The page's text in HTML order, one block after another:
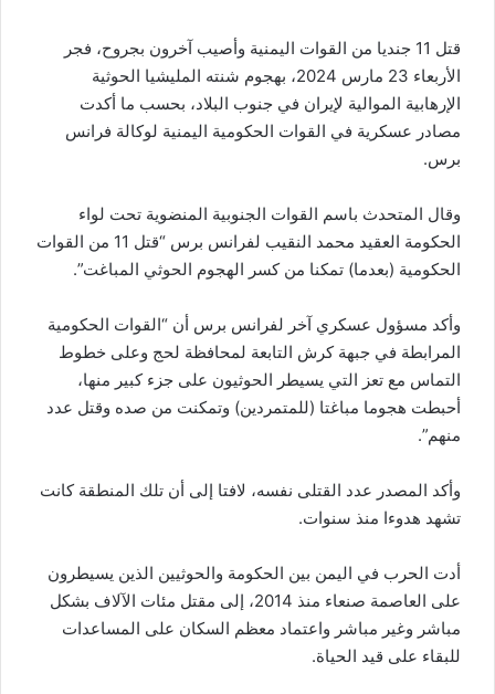
قتل 11 جنديا من القوات اليمنية وأصيب آخرون بجروح، فجر
الأربعاء 23 مارس 2024، بهجوم شنته المليشيا الحوثية
الإرهابية الموالية لإيران في جنوب البلاد، بحسب ما أكدت
مصادر عسكرية في القوات الحكومية اليمنية لوكالة فرانس
برس.
وقال المتحدث باسم القوات الجنوبية المنضوية تحت لواء
الحكومة العقيد محمد النقيب لفرانس برس “قتل 11 من القوات
الحكومية (بعدما) تمكنا من كسر الهجوم الحوثي المباغت”.
وأكد مسؤول عسكري آخر لفرانس برس أن “القوات الحكومية
المرابطة في جبهة كرش التابعة لمحافظة لحج وعلى خطوط
التماس مع تعز التي يسيطر الحوثيون على جزء كبير منها،
أحبطت هجوما مباغتا (للمتمردين) وتمكنت من صده وقتل عدد
منهم”.
وأكد المصدر عدد القتلى نفسه، لافتا إلى أن تلك المنطقة كانت
تشهد هدوءا منذ سنوات.
أدت الحرب في اليمن بين الحكومة والحوثيين الذين يسيطرون
على العاصمة صنعاء منذ 2014، إلى مقتل مئات الآلاف بشكل
مباشر وغير مباشر واعتماد معظم السكان على المساعدات
للبقاء على قيد الحياة.